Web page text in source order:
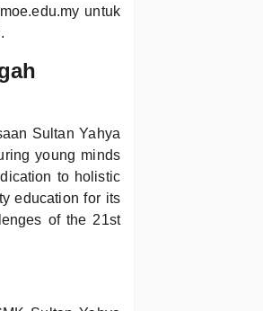
untuk
Sultan Yahya
young minds
to holistic
education for its
of the 21st